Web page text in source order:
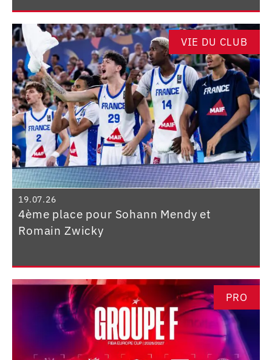
VIE DU CLUB
19.07.26
4ème place pour Sohann Mendy et
Romain Zwicky
PRO